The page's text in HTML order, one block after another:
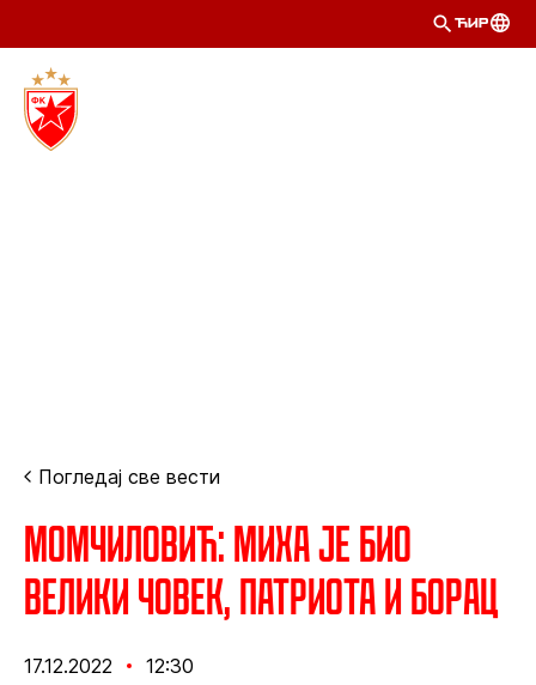
ЋИР
Погледај све вести
Момчиловић: Миха је био
велики човек, патриота и борац
17.12.2022 12:30